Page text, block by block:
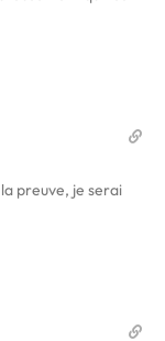
preuve, je serai